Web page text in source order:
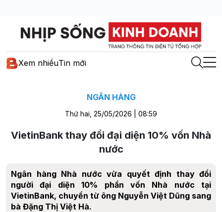
Xem nhiềuTin mới
NGÂN HÀNG
Thứ hai, 25/05/2026 | 08:59
VietinBank thay đổi đại diện 10% vốn Nhà
nước
Ngân hàng Nhà nước vừa quyết định thay đổi
người đại diện 10% phần vốn Nhà nước tại
VietinBank, chuyển từ ông Nguyễn Việt Dũng sang
bà Đặng Thị Việt Hà.